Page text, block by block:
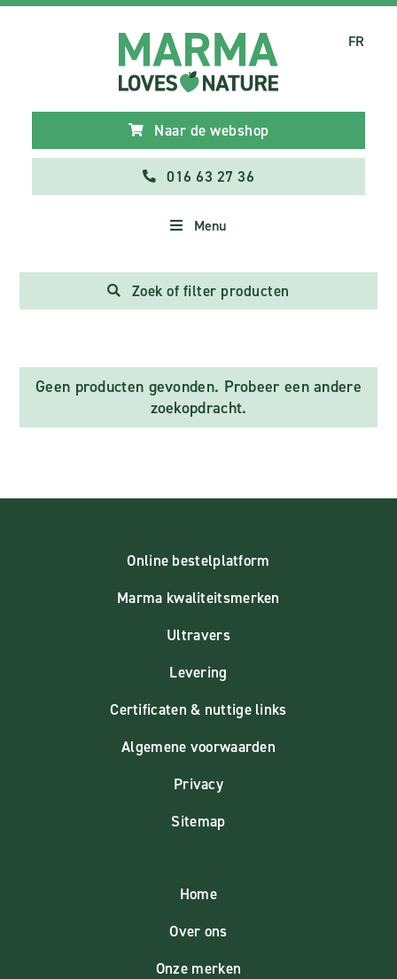
Naar de webshop
016 63 27 36
Menu
FR
Zoek of filter producten
Geen producten gevonden. Probeer een andere
zoekopdracht.
Online bestelplatform
Marma kwaliteitsmerken
Ultravers
Levering
Certificaten & nuttige links
Algemene voorwaarden
Privacy
Sitemap
Home
Over ons
Onze merken